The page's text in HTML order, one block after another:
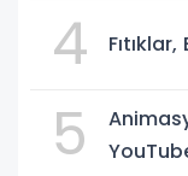
4
5